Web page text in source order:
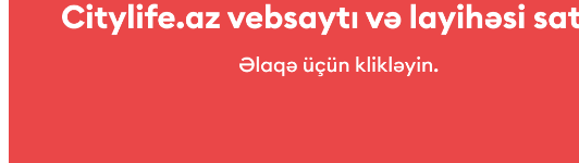
Barlar və Pablar Arena sports bar